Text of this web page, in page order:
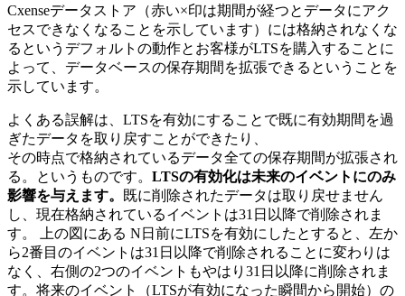
Cxenseデータストア（赤い×印は期間が経つとデータにアク
セスできなくなることを示しています）には格納されなくな
るというデフォルトの動作とお客様がLTSを購入することに
よって、データベースの保存期間を拡張できるということを
示しています。
よくある誤解は、LTSを有効にすることで既に有効期間を過
ぎたデータを取り戻すことができたり、
その時点で格納されているデータ全ての保存期間が拡張され
る。というものです。 LTSの有効化は未来のイベントにのみ
影響を与えます。
既に削除されたデータは取り戻せません
し、現在格納されているイベントは31日以降で削除されま
す。 上の図にある N日前にLTSを有効にしたとすると、左か
ら2番目のイベントは31日以降で削除されることに変わりは
なく、右側の2つのイベントもやはり31日以降に削除されま
す。将来のイベント（LTSが有効になった瞬間から開始）の